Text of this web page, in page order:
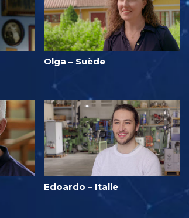
Olga – Suède
Edoardo – Italie